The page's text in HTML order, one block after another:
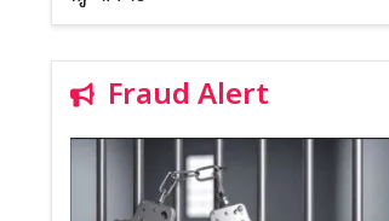
Fraud Alert